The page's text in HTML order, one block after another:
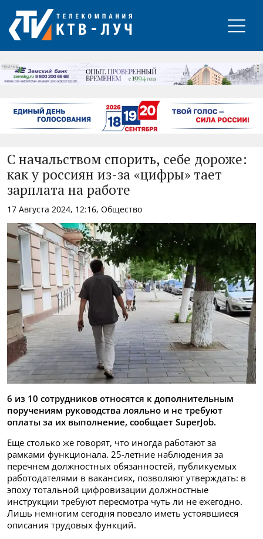
РЕКЛАМА
С начальством спорить, себе дороже:
как у россиян из-за «цифры» тает
зарплата на работе
17 Августа 2024, 12:16, Общество
6 из 10 сотрудников относятся к дополнительным
поручениям руководства лояльно и не требуют
оплаты за их выполнение, сообщает SuperJob.
Еще столько же говорят, что иногда работают за
рамками функционала. 25-летние наблюдения за
перечнем должностных обязанностей, публикуемых
работодателями в вакансиях, позволяют утверждать: в
эпоху тотальной цифровизации должностные
инструкции требуют пересмотра чуть ли не ежегодно.
Лишь немногим сегодня повезло иметь устоявшиеся
описания трудовых функций.